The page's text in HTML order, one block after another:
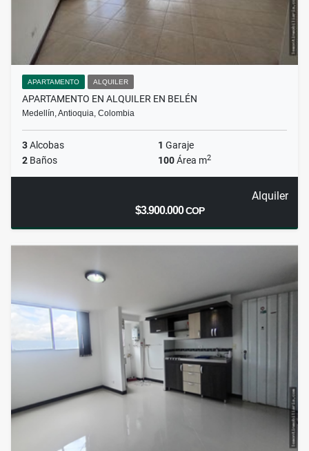
APARTAMENTO ALQUILER
APARTAMENTO EN ALQUILER EN BELÉN
Medellín, Antioquia, Colombia
3Alcobas 1 Garaje
2 Baños 100Área m2
Alquiler
$3.900.000COP